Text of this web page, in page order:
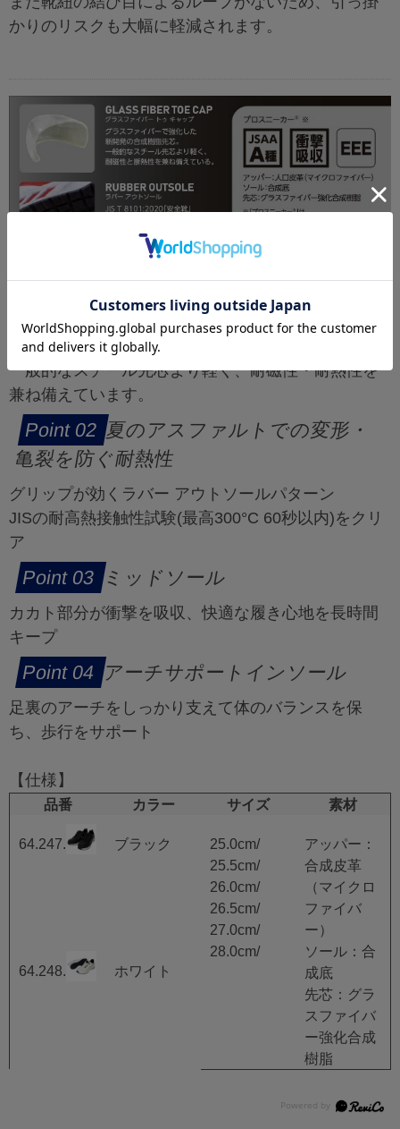
かりのリスクも大幅に軽減されます。
グラスファイバー トゥ キャッ
グラスファイバーで強化した新開発の合成樹脂先芯
一般的なスチール先芯より軽く、耐磁性・耐熱性を
兼ね備えています。
夏のアスファルトでの変形・
亀裂を防ぐ耐熱性
グリップが効くラバー アウトソールパターン
JISの耐高熱接触性試験(最高300°C 60秒以内)をクリ
ア
ミッドソール
カカト部分が衝撃を吸収、快適な履き心地を長時間
キープ
アーチサポートインソール
足裏のアーチをしっかり支えて体のバランスを保
ち、歩行をサポート
【仕様】
品番 カラー サイズ 素材
64.247.0 ブラック
25.0cm/
25.5cm/
26.0cm/
26.5cm/
27.0cm/
28.0cm/
アッパー：
合成皮革
（マイクロ
ファイバ
ー）
ソール：合
成底
先芯：グラ
スファイバ
ー強化合成
樹脂
64.248.0 ホワイト